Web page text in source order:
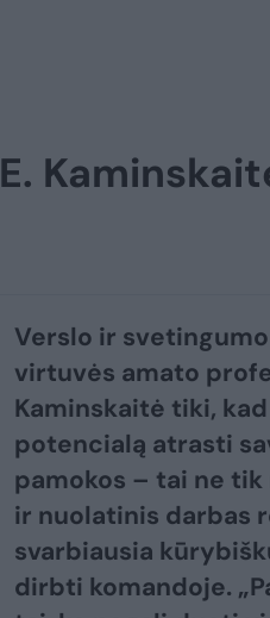
Verslo ir
virtuvės amato
Kaminskaitė tiki,
potencialą atrasti
pamokos – tai ne
ir nuolatinis darbas
svarbiausia
dirbti komandoje.